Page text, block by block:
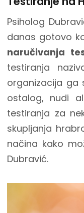
Psiholog
danas gotovo
naručivanja
testiranja
organizacija ga
ostalog, nudi
testiranja za
skupljanja
načina kako
Dubravić.